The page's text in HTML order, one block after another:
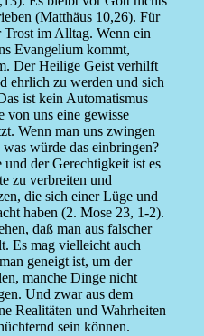
(Matthäus 10,26). Für
im Alltag. Wenn ein
Evangelium kommt,
Der Heilige Geist verhilft
ehrlich zu werden und sich
ist kein Automatismus
von uns eine gewisse
Wenn man uns zwingen
würde das einbringen?
der Gerechtigkeit ist es
zu verbreiten und
die sich einer Lüge und
haben (2. Mose 23, 1-2).
daß man aus falscher
Es mag vielleicht auch
geneigt ist, um der
manche Dinge nicht
Und zwar aus dem
Realitäten und Wahrheiten
sein können.